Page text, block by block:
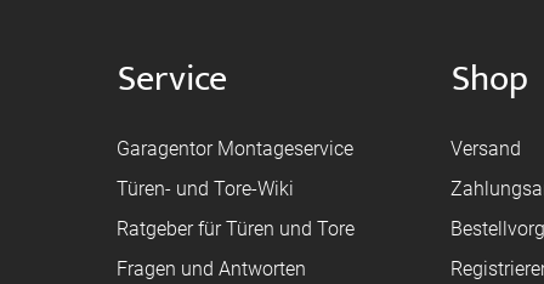
Service
Garagentor Montageservice
Türen- und Tore-Wiki
Ratgeber für Türen und Tore
Fragen und Antworten
Shop
Versand